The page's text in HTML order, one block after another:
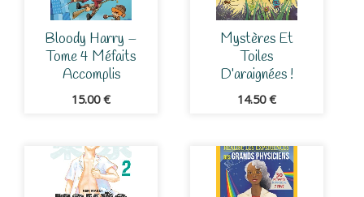
Bloody Harry –
Tome 4 Méfaits
Accomplis
15.00€
Mystères Et
Toiles
D’araignées !
14.50€